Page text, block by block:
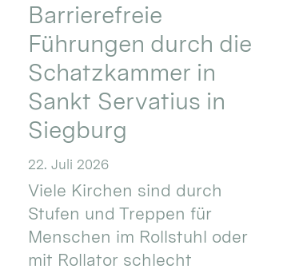
Barrierefreie
Führungen durch die
Schatzkammer in
Sankt Servatius in
Siegburg
22. Juli 2026
Viele Kirchen sind durch
Stufen und Treppen für
Menschen im Rollstuhl oder
mit Rollator schlecht